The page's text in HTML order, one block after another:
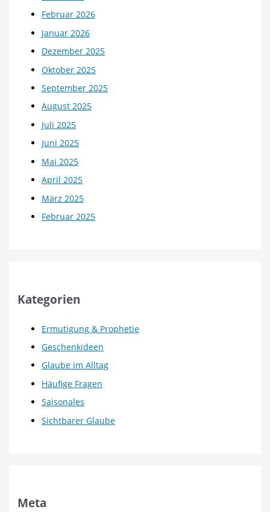
Februar 2026
Januar 2026
Dezember 2025
Oktober 2025
September 2025
August 2025
Juli 2025
Juni 2025
Mai 2025
April 2025
März 2025
Februar 2025
Kategorien
Ermutigung & Prophetie
Geschenkideen
Glaube im Alltag
Häufige Fragen
Saisonales
Sichtbarer Glaube
Meta